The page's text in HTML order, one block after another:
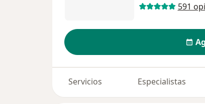
591
Servicios Especialistas